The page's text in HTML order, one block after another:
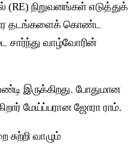
(RE) நிறுவனங்கள் எடுத்துக்
தடங்களைக் கொண்ட
சார்ந்து வாழ்வோரின்
இருக்கிறது. போதுமான
மேய்ப்பரான ஜோரா ராம்.
வாழும்